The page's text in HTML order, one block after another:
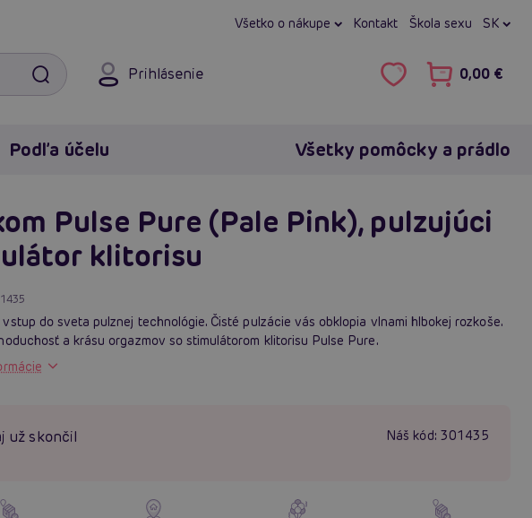
Všetko o nákupe Kontakt Škola sexu SK
Prihlásenie 0,00 €
Podľa účelu Všetky pomôcky a prádlo
Pulse Pure (Pale Pink), pulzujúci
klitorisu
do sveta pulznej technológie. Čisté pulzácie vás obklopia vlnami hlbokej rozkoše.
a krásu orgazmov so stimulátorom klitorisu Pulse Pure.
už skončil Náš kód: 301435